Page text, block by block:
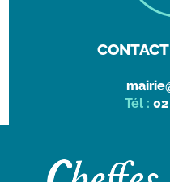
Tél : 02